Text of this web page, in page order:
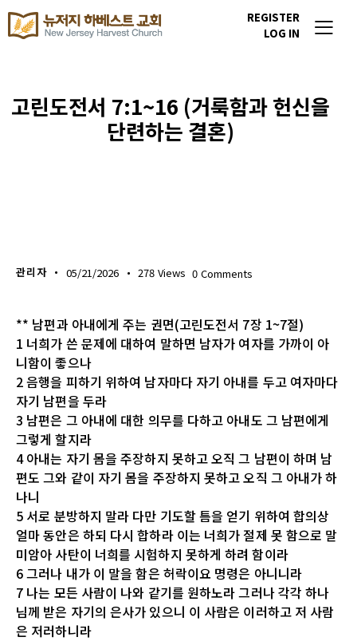
REGISTER
LOG IN
고린도전서 7:1~16 (거룩함과 헌신을
단련하는 결혼)
관리자 05/21/2026 278 Views 0 Comments
** 남편과 아내에게 주는 권면(고린도전서 7장 1~7절)
1 너희가 쓴 문제에 대하여 말하면 남자가 여자를 가까이 아
니함이 좋으나
2 음행을 피하기 위하여 남자마다 자기 아내를 두고 여자마다
자기 남편을 두라
3 남편은 그 아내에 대한 의무를 다하고 아내도 그 남편에게
그렇게 할지라
4 아내는 자기 몸을 주장하지 못하고 오직 그 남편이 하며 남
편도 그와 같이 자기 몸을 주장하지 못하고 오직 그 아내가 하
나니
5 서로 분방하지 말라 다만 기도할 틈을 얻기 위하여 합의상
얼마 동안은 하되 다시 합하라 이는 너희가 절제 못 함으로 말
미암아 사탄이 너희를 시험하지 못하게 하려 함이라
6 그러나 내가 이 말을 함은 허락이요 명령은 아니니라
7 나는 모든 사람이 나와 같기를 원하노라 그러나 각각 하나
님께 받은 자기의 은사가 있으니 이 사람은 이러하고 저 사람
은 저러하니라